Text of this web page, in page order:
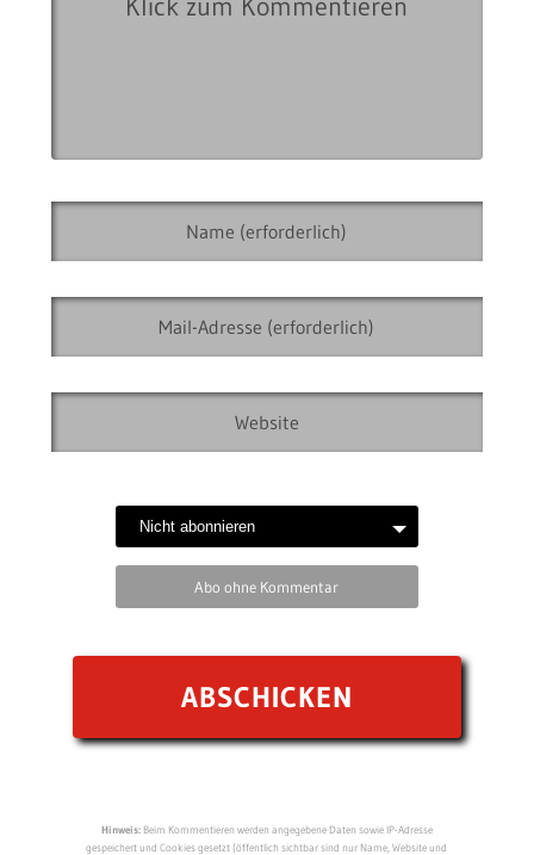
Abo ohne Kommentar
Hinweis:Beim Kommentieren werden angegebene Daten sowie IP-Adresse
gespeichert und Cookies gesetzt (öffentlich sichtbar sind nur Name, Website und